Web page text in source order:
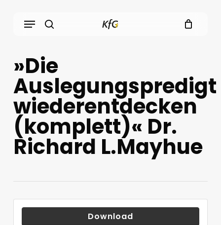
Menu
»Die
Auslegungspredigt
wiederentdecken
(komplett)« Dr.
Richard L.Mayhue
Download